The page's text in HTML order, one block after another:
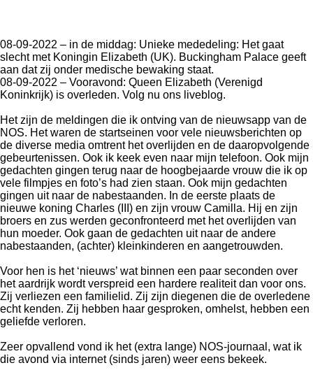
08-09-2022 – in de middag: Unieke mededeling: Het gaat
slecht met Koningin Elizabeth (UK). Buckingham Palace geeft
aan dat zij onder medische bewaking staat.
08-09-2022 – Vooravond: Queen Elizabeth (Verenigd
Koninkrijk) is overleden. Volg nu ons liveblog.
Het zijn de meldingen die ik ontving van de nieuwsapp van de
NOS. Het waren de startseinen voor vele nieuwsberichten op
de diverse media omtrent het overlijden en de daaropvolgende
gebeurtenissen. Ook ik keek even naar mijn telefoon. Ook mijn
gedachten gingen terug naar de hoogbejaarde vrouw die ik op
vele filmpjes en foto’s had zien staan. Ook mijn gedachten
gingen uit naar de nabestaanden. In de eerste plaats de
nieuwe koning Charles (III) en zijn vrouw Camilla. Hij en zijn
broers en zus werden geconfronteerd met het overlijden van
hun moeder. Ook gaan de gedachten uit naar de andere
nabestaanden, (achter) kleinkinderen en aangetrouwden.
Voor hen is het ‘nieuws’ wat binnen een paar seconden over
het aardrijk wordt verspreid een hardere realiteit dan voor ons.
Zij verliezen een familielid. Zij zijn diegenen die de overledene
echt kenden. Zij hebben haar gesproken, omhelst, hebben een
geliefde verloren.
Zeer opvallend vond ik het (extra lange) NOS-journaal, wat ik
die avond via internet (sinds jaren) weer eens bekeek.